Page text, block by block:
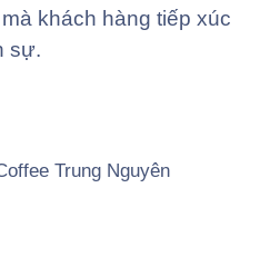
khách hàng tiếp xúc
sự.